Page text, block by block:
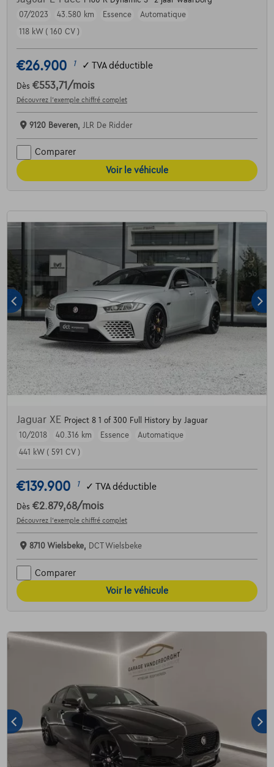
07/2023
43.580 km Essence
Automatique
118 kW ( 160 CV )
€26.900 1 ✓ TVA déductible
Dès €553,71 /mois
Découvrez l’exemple chiffré complet
9120 Beveren, JLR De Ridder
Comparer
Voir le véhicule
Jaguar XE Project 8 1 of 300 Full History by Jaguar
10/2018
40.316 km Essence
Automatique
441 kW ( 591 CV )
€139.900 1 ✓ TVA déductible
Dès €2.879,68/mois
Découvrez l’exemple chiffré complet
8710 Wielsbeke, DCT Wielsbeke
Comparer
Voir le véhicule